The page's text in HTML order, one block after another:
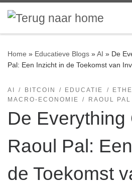
Ga naar inhoud
Home » Educatieve Blogs »AI » De
Pal: Een Inzicht in de Toekomst van
AI BITCOIN EDUCATIE
MACRO-ECONOMIE
RAOUL PAL
De Everything
Raoul Pal:
de Toekomst